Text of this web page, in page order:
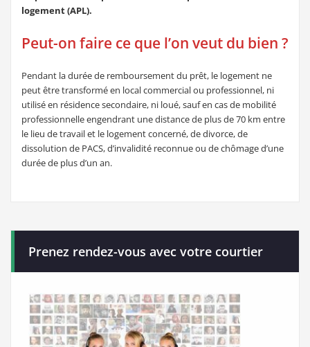
logement (APL).
Peut-on faire ce que l’on veut du bien ?
Pendant la durée de remboursement du prêt, le logement ne
peut être transformé en local commercial ou professionnel, ni
utilisé en résidence secondaire, ni loué, sauf en cas de mobilité
professionnelle engendrant une distance de plus de 70 km entre
le lieu de travail et le logement concerné, de divorce, de
dissolution de PACS, d’invalidité reconnue ou de chômage d’une
durée de plus d’un an.
Prenez rendez-vous avec votre courtier